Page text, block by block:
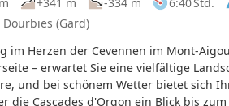
(Gard)
im Herzen der Cevennen im Mont-
– erwartet Sie eine vielfältige
und bei schönem Wetter bietet sich
die Cascades d'Orgon ein Blick bis